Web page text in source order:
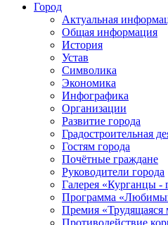
Город
Актуальная
Общая информация
История
Устав
Символика
Экономика
Инфографика
Организации
Развитие города
Градостроительная
Гостям города
Почётные граждане
Руководители города
Галерея «Курганцы -
Программа
Премия «Трудящаяся
Противодействие